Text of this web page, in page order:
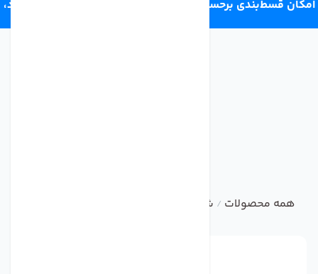
امکان قسط‌بندی برحسب اعتبار ترب‌پی 4 قسط ماهانه. بدون سود،
همه محصولات / شناور بالا و پایین مخزن آبسردکن مدل IR بسته 2 عددی